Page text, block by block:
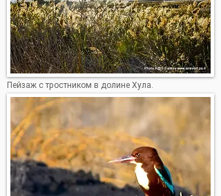
Пейзаж с тростником в долине Хула.